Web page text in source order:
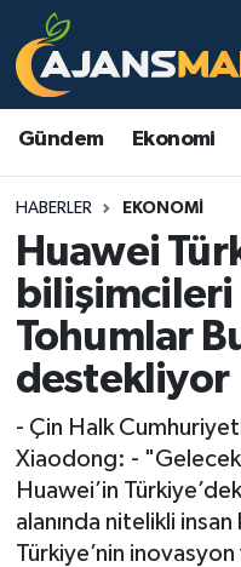
Gündem Ekonomi
HABERLER EKONOMI
Huawei
Tohumlar
destekliyor
- Çin Halk
Xiaodong: -
Huawei’in
alanında nitelikli insan
Türkiye’nin
Asayiş
Eğitim
Ekonomi
Gündem
Kültür & Sanat
Magazin
Malatya Nöbetçi
Malatya Namaz
Malatya Trafik
TFF 3.Lig 2.Grup
Tüm Manşetler
Son Dakika
Haber Arşivi